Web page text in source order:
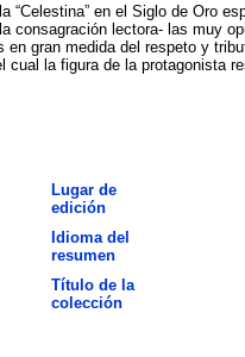
“Celestina” en el Siglo de Oro
consagración lectora- las muy
gran medida del respeto y
la figura de la protagonista
Lugar de
edición
Idioma del
resumen
Título de la
colección